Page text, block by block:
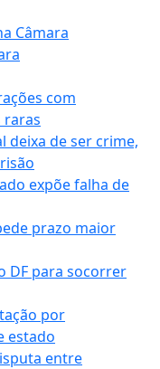
Câmara
com
raras
deixa de ser crime,
expõe falha de
prazo maior
DF para socorrer
por
estado
entre